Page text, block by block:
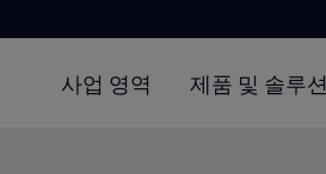
사업 영역 제품 및 솔루션